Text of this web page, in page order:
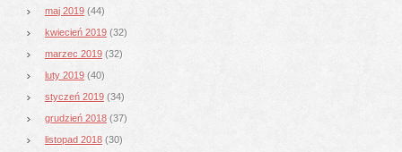
maj 2019 (44)
kwiecień 2019 (32)
marzec 2019 (32)
luty 2019 (40)
styczeń 2019 (34)
grudzień 2018 (37)
listopad 2018 (30)